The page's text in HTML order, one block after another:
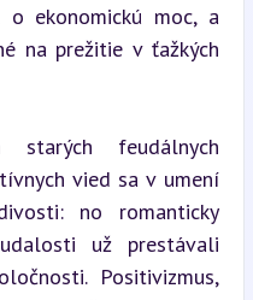
o ekonomickú moc, a
na prežitie v ťažkých
starých feudálnych
vied sa v umení
no romanticky
už prestávali
Positivizmus,